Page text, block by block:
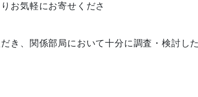
お気軽にお寄せくださ
き、関係部局において十分に調査・検討し